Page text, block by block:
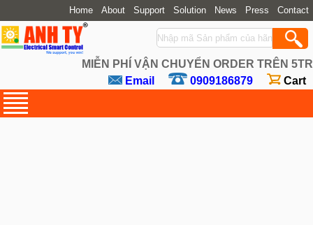
Home About Support Solution News Press Contact
MIỄN PHÍ VẬN CHUYỂN ORDER TRÊN 5TR
Email
0909186879 Cart